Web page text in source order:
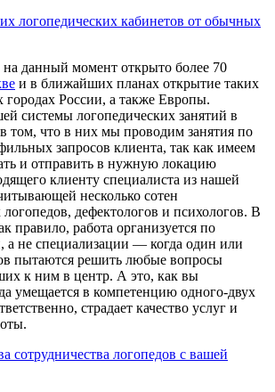
логопедических кабинетов от обычных
данный момент открыто более 70
и в ближайших планах открытие таких
городах России, а также Европы.
системы логопедических занятий в
в том, что в них мы проводим занятия по
запросов клиента, так как имеем
и отправить в нужную локацию
клиенту специалиста из нашей
несколько сотен
дефектологов и психологов. В
правило, работа организуется по
а не специализации — когда один или
пытаются решить любые вопросы
к ним в центр. А это, как вы
умещается в компетенцию одного-двух
страдает качество услуг и
сотрудничества логопедов с вашей